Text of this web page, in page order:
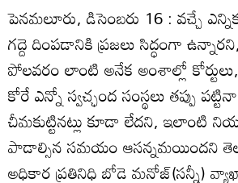
పెనమలూరు, డిసెంబరు 16 : వచ్చే
గద్దె దింపడానికి ప్రజలు సిద్ధంగా
పోలవరం లాంటి అనేక అంశాల్లో కోర్టులు,
కోరే ఎన్నో స్వచ్ఛంద సంస్థలు తప్పు
చీమకుట్టినట్లు కూడా లేదని, ఇలాంటి
పాడాల్సిన సమయం ఆసన్నమయిందని
అధికార ప్రతినిధి బోడె మనోజ్‌(సన్నీ)